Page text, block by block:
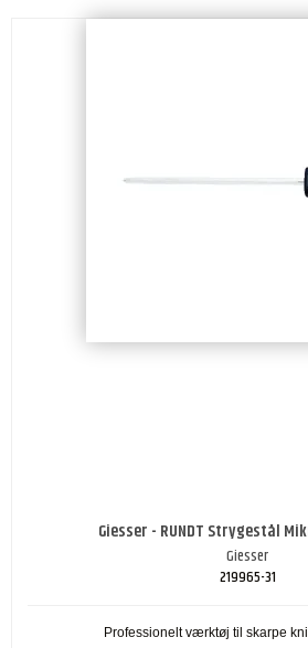
Giesser - RUNDT Strygestål
Giesser
219965-31
Professionelt værktøj til skarpe